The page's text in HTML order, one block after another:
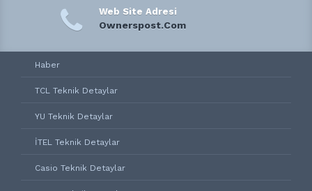
Web Site Adresi
Ownerspost.Com
Haber
TCL Teknik Detaylar
YU Teknik Detaylar
İTEL Teknik Detaylar
Casio Teknik Detaylar